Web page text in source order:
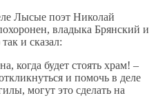
Лысые поэт Николай
владыка Брянский и
и сказал:
когда будет стоять храм! –
и помочь в деле
могут это сделать на